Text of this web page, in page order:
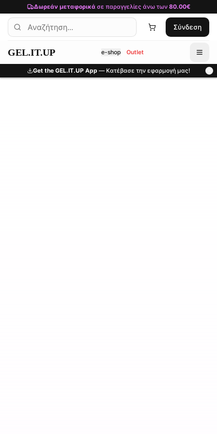
Μετάβαση στο κύριο περιεχόμενο
Δωρεάν μεταφορικάσε παραγγελίες άνω των 80.00€
Σύνδεση
GEL.IT.UP e-shop Outlet
Get the GEL.IT.UP App — Κατέβασε την εφαρμογή μας!